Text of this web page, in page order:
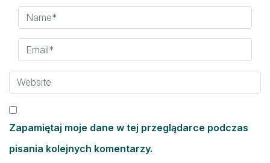
Zapamiętaj moje dane w tej przeglądarce podczas
pisania kolejnych komentarzy.